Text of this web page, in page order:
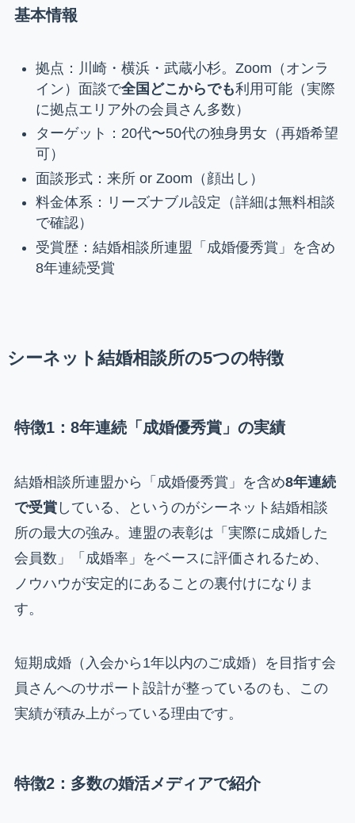
基本情報
拠点：川崎・横浜・武蔵小杉。Zoom（オンラ
イン）面談で全国どこからでも利用可能（実際
に拠点エリア外の会員さん多数）
ターゲット：20代〜50代の独身男女（再婚希望
可）
面談形式：来所 or Zoom（顔出し）
料金体系：リーズナブル設定（詳細は無料相談
で確認）
受賞歴：結婚相談所連盟「成婚優秀賞」を含め
8年連続受賞
シーネット結婚相談所の5つの特徴
特徴1：8年連続「成婚優秀賞」の実績
結婚相談所連盟から「成婚優秀賞」を含め8年連続
で受賞している、というのがシーネット結婚相談
所の最大の強み。連盟の表彰は「実際に成婚した
会員数」「成婚率」をベースに評価されるため、
ノウハウが安定的にあることの裏付けになりま
す。
短期成婚（入会から1年以内のご成婚）を目指す会
員さんへのサポート設計が整っているのも、この
実績が積み上がっている理由です。
特徴2：多数の婚活メディアで紹介